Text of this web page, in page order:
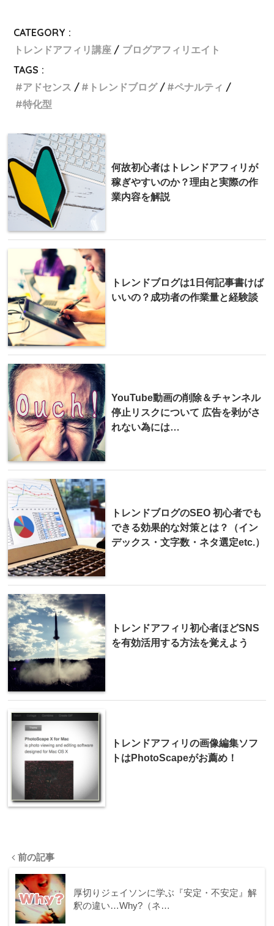
CATEGORY :
トレンドアフィリ講座
ブログアフィリエイト
TAGS :
アドセンス
トレンドブログ
ペナルティ
特化型
何故初心者はトレンドアフィリが
稼ぎやすいのか？理由と実際の作
業内容を解説
トレンドブログは1日何記事書けば
いいの？成功者の作業量と経験談
YouTube動画の削除＆チャンネル
停止リスクについて 広告を剥がさ
れない為には…
トレンドブログのSEO 初心者でも
できる効果的な対策とは？（イン
デックス・文字数・ネタ選定etc.）
トレンドアフィリ初心者ほどSNS
を有効活用する方法を覚えよう
トレンドアフィリの画像編集ソフ
トはPhotoScapeがお薦め！
前の記事
厚切りジェイソンに学ぶ『安定・不安定』解
釈の違い…Why?（ネ…